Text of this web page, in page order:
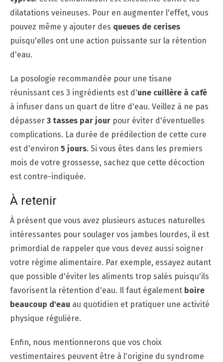
dilatations veineuses. Pour en augmenter l'effet, vous
pouvez même y ajouter des queues de cerises
puisqu'elles ont une action puissante sur la rétention
d'eau.
La posologie recommandée pour une tisane
réunissant ces 3 ingrédients est d'une cuillère à café
à infuser dans un quart de litre d'eau. Veillez à ne pas
dépasser 3 tasses par jour pour éviter d'éventuelles
complications. La durée de prédilection de cette cure
est d'environ 5 jours. Si vous êtes dans les premiers
mois de votre grossesse, sachez que cette décoction
est contre-indiquée.
À retenir
À présent que vous avez plusieurs astuces naturelles
intéressantes pour soulager vos jambes lourdes, il est
primordial de rappeler que vous devez aussi soigner
votre régime alimentaire. Par exemple, essayez autant
que possible d'éviter les aliments trop salés puisqu'ils
favorisent la rétention d'eau. Il faut également boire
beaucoup d'eau au quotidien et pratiquer une activité
physique régulière.
Enfin, nous mentionnerons que vos choix
vestimentaires peuvent être à l'origine du syndrome